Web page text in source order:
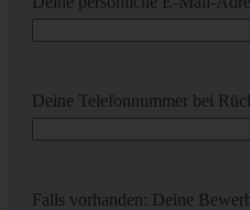
Deine Telefonnummer bei
Falls vorhanden: Deine